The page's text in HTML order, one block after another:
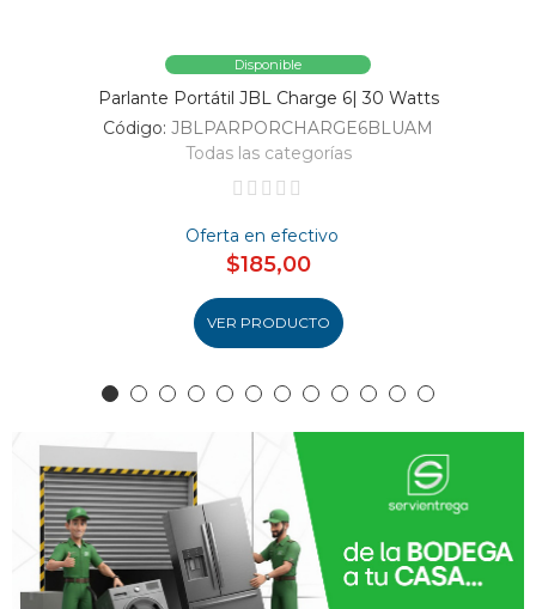
Disponible
Parlante Portátil JBL Charge 6| 30 Watts
Código: JBLPARPORCHARGE6BLUAM
Todas las categorías
Oferta en efectivo
$185,00
VER PRODUCTO